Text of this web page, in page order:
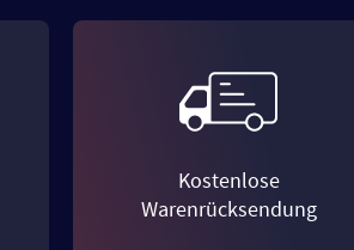
Kostenlose
Warenrücksendung